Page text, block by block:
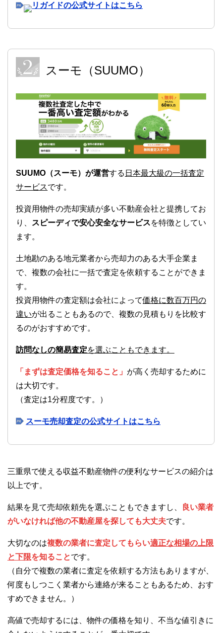
リガイドの公式サイトはこちら
スーモ（SUUMO）
SUUMO（スーモ）が運営する 日本最大級の一括査定
サービスです。
投資用物件の売却実績が多い不動産会社と提携してお
り、
スピーディで安心安全なサービスを特徴としてい
ます。
土地勘のある地元業者から売却力のある大手企業ま
で、複数の会社に一括で査定を依頼することができま
す。
投資用物件の査定額は会社によって価格に数百万円の
違いが出ることもあるので、複数の見積もりを比較す
るのがおすすめです。
訪問なしの簡易査定を選ぶこともできます。
「まずは査定価格を知ること」 が高く売却するために
は大切です。
（査定は1分程度です。）
スーモ売却査定の公式サイトはこちら
三重県で使える収益不動産物件の便利なサービスの紹介は
以上です。
結果を見て売却依頼先を選ぶこともできますし、
良い業者
がいなければ他の不動産屋を探しても大丈夫です。
大切なのは複数の業者に査定してもらい適正な相場の上限
と下限を知ることです。
（自分で複数の業者に査定を依頼する方法もありますが、
何度もしつこく業者から連絡が来ることもあるため、おす
すめできません。）
高値で売却するには、物件の価格を知り、不当な値引きに